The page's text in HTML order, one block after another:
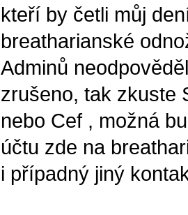
kteří by četli můj
breatharianské
Adminů
zrušeno, tak zkuste
nebo Cef , možná
účtu zde na
i případný jiný